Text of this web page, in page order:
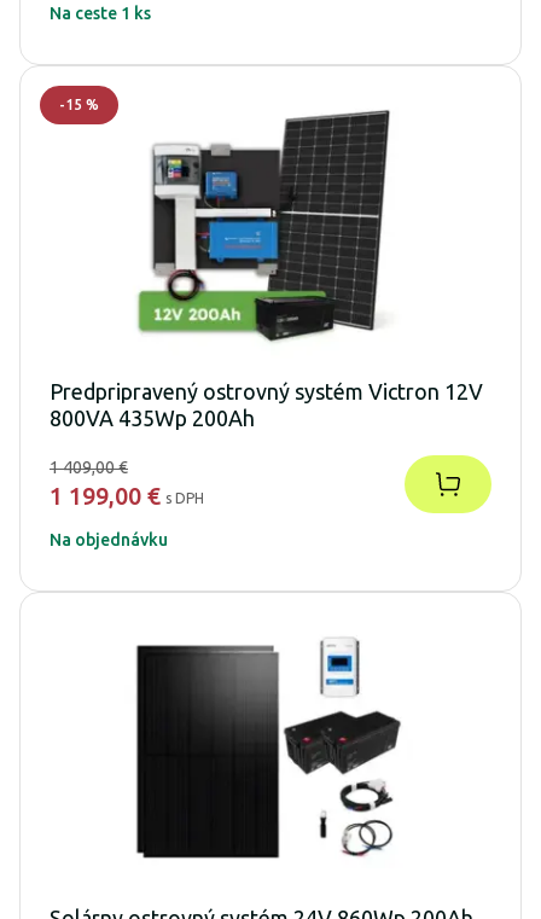
Na ceste 1 ks
-15 %
Predpripravený ostrovný systém Victron 12V
800VA 435Wp 200Ah
1 409,00 €
1 199,00 € s DPH
Na objednávku